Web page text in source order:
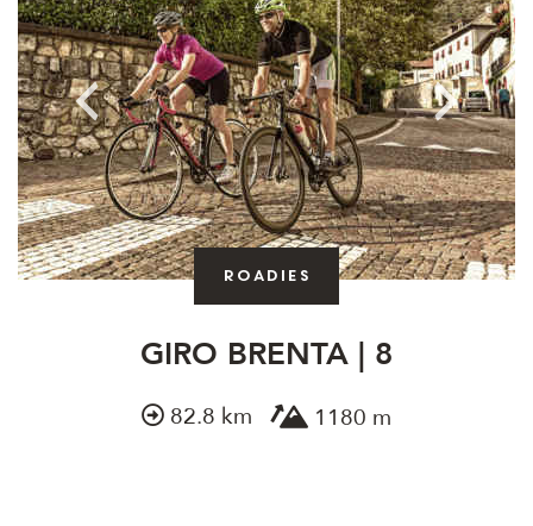
Roadies
GIRO BRENTA | 8
82.8 km 1180 m